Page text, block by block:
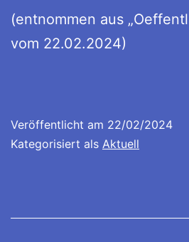
(entnommen aus
vom 22.02.2024)
Veröffentlicht am 22/02/2024
Kategorisiert als Aktuell